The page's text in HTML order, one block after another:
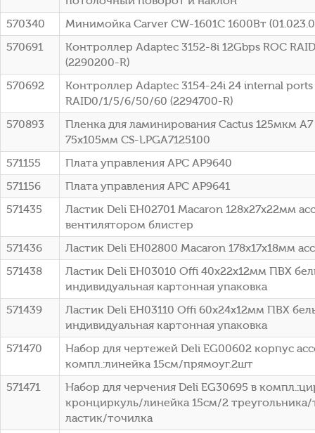
570340
Минимойка Carver CW-1601C 1600Вт
570691
Контроллер Adaptec 3152-8i 12Gbps ROC
(2290200-R)
570692
Контроллер Adaptec 3154-24i 24 internal ports
RAID0/1/5/6/50/60 (2294700-R)
570893
Пленка для ламинирования Cactus 125мкм A7
75x105мм CS-LPGA7125100
571155
Плата управления APC AP9640
571156
Плата управления APC AP9641
571435
Ластик Deli EH02701 Macaron 128х27х22мм
вентилятором блистер
571436
Ластик Deli EH02800 Macaron 178х17х18мм
571438
Ластик Deli EH03010 Offi 40x22x12мм ПВХ
индивидуальная картонная упаковка
571439
Ластик Deli EH03110 Offi 60x24x12мм ПВХ
индивидуальная картонная упаковка
571470
Набор для чертежей Deli EG00602 корпус
компл.:линейка 15см/прямоуг.2шт
571471
Набор для черчения Deli EG30695 в
кронциркуль/линейка 15см/2
ластик/точилка